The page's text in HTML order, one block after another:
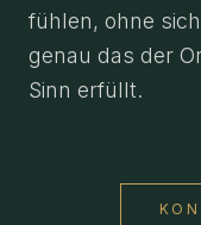
fühlen, ohne
genau das der
Sinn erfüllt.